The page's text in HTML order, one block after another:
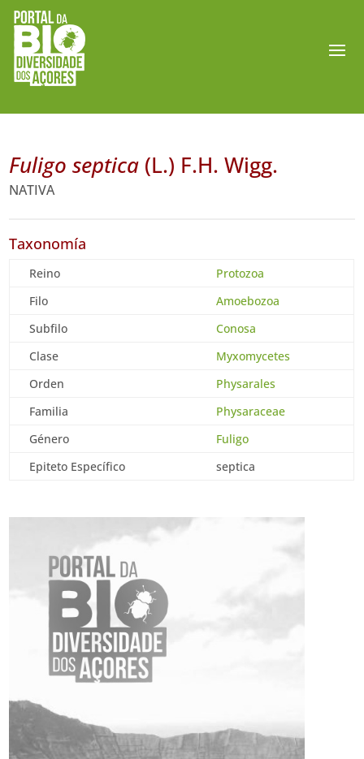
Fuligo septica (L.) F.H. Wigg.
NATIVA
Taxonomía
Reino
Protozoa
Filo
Amoebozoa
Subfilo
Conosa
Clase
Myxomycetes
Orden
Physarales
Familia
Physaraceae
Género
Fuligo
Epiteto Específico
septica